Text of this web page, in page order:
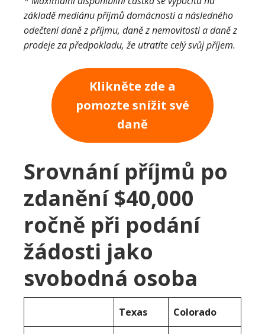
základě mediánu příjmů domácnosti a následného
odečtení daně z příjmu, daně z nemovitosti a daně z
prodeje za předpokladu, že utratíte celý svůj příjem.
Klikněte zde a
pomozte snížit své
daně
Srovnání příjmů po
zdanění $40,000
ročně při podání
žádosti jako
svobodná osoba
Texas Colorado